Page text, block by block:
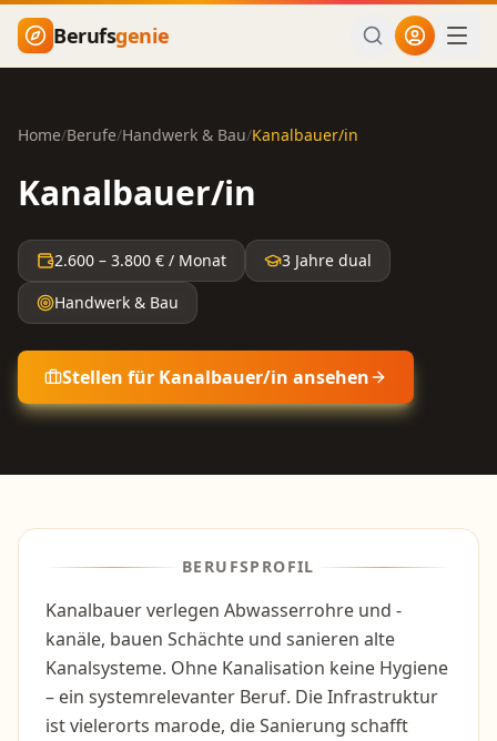
Zum Hauptinhalt springen
Berufsgenie
Home/Berufe/Handwerk & Bau/Kanalbauer/in
Kanalbauer/in
2.600 – 3.800 € / Monat
3 Jahre dual
Handwerk & Bau
Stellen für Kanalbauer/in ansehen
BERUFSPROFIL
Kanalbauer verlegen Abwasserrohre und -
kanäle, bauen Schächte und sanieren alte
Kanalsysteme. Ohne Kanalisation keine Hygiene
– ein systemrelevanter Beruf. Die Infrastruktur
ist vielerorts marode, die Sanierung schafft